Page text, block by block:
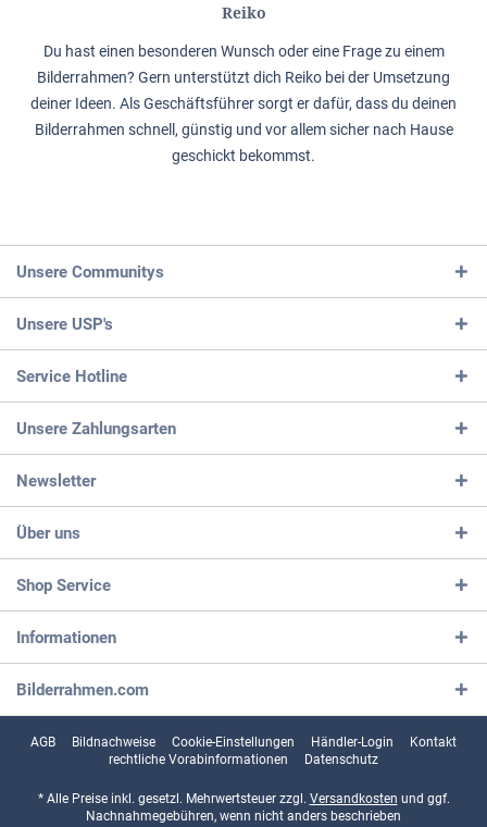
Reiko
Du hast einen besonderen Wunsch oder eine Frage zu einem
Bilderrahmen? Gern unterstützt dich Reiko bei der Umsetzung
deiner Ideen. Als Geschäftsführer sorgt er dafür, dass du deinen
Bilderrahmen schnell, günstig und vor allem sicher nach Hause
geschickt bekommst.
Unsere Communitys
Unsere USP's
Service Hotline
Unsere Zahlungsarten
Newsletter
Über uns
Shop Service
Informationen
Bilderrahmen.com
AGB Bildnachweise Cookie-Einstellungen Händler-Login
Kontakt
rechtliche Vorabinformationen
Datenschutz
* Alle Preise inkl. gesetzl. Mehrwertsteuer zzgl. Versandkosten und ggf.
Nachnahmegebühren, wenn nicht anders beschrieben